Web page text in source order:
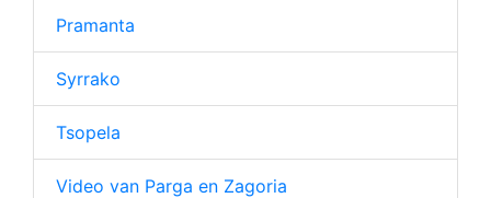
Pramanta
Syrrako
Tsopela
Video van Parga en Zagoria